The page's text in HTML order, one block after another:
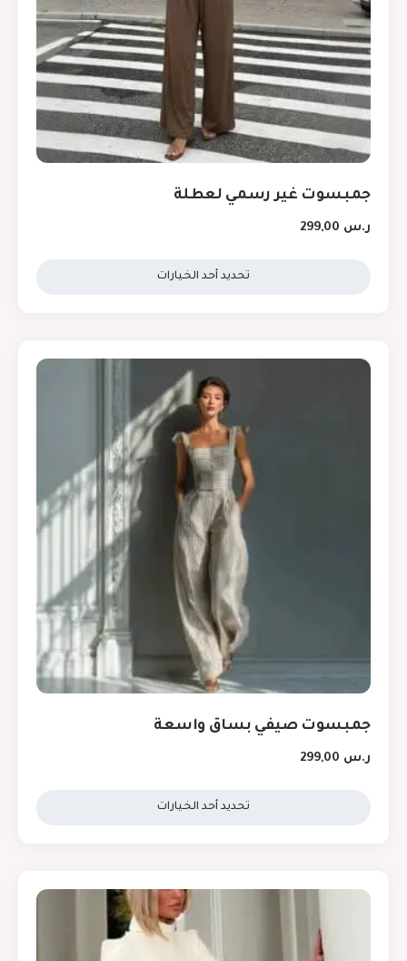
جمبسوت غير رسمي لعطلة
ر.س
تحديد أحد الخيارات
جمبسوت صيفي بساق واسعة
ر.س
تحديد أحد الخيارات